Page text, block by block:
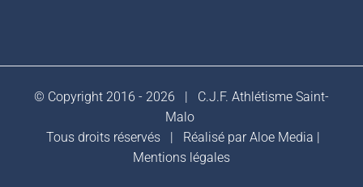
© Copyright 2016 - 2026 | C.J.F. Athlétisme Saint-
Malo
Tous droits réservés | Réalisé parAloe Media
Mentions légales